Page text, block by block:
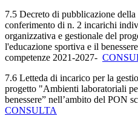
7.5 Decreto di pubblicazione
conferimento di n. 2 incarichi
organizzativa e gestionale del
l'educazione sportiva e il
competenze 2021-2027-
7.6 Letteda di incarico per la
progetto "Ambienti laboratoriali
benessere” nell’ambito del PON
CONSULTA